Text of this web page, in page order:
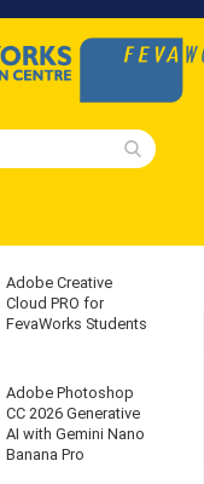
Adobe Creative
Cloud PRO for
FevaWorks Students
Adobe Photoshop
CC 2026 Generative
AI with Gemini Nano
Banana Pro